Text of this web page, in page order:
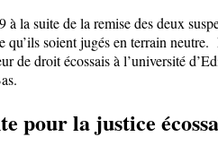
à la suite de la remise des deux
qu’ils soient jugés en terrain
de droit écossais à l’université
pour la justice